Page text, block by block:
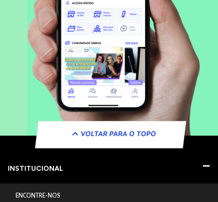
VOLTAR PARA O TOPO
INSTITUCIONAL
ENCONTRE-NOS